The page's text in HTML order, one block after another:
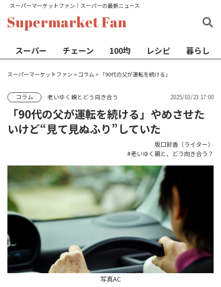
スーパーマーケットファン│スーパーの最新ニュース
スーパー チェーン 100均 レシピ 暮らし
スーパーマーケットファン >コラム > 「90代の父が運転を続ける」
コラム 老いゆく親とどう向き合う 2025/03/23 17:00
「90代の父が運転を続ける」やめさせた
いけど“見て見ぬふり”していた
坂口鈴香（ライター）
老いゆく親と、どう向き合う？
写真AC